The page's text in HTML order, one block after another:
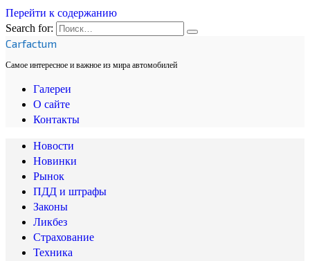
Перейти к содержанию
Search for:
Carfactum
Самое интересное и важное из мира автомобилей
Галереи
О сайте
Контакты
Новости
Новинки
Рынок
ПДД и штрафы
Законы
Ликбез
Страхование
Техника